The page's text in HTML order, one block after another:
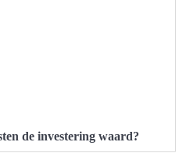
de investering waard?